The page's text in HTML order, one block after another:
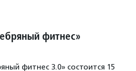
фитнес»
фитнес 3.0» состоится 15